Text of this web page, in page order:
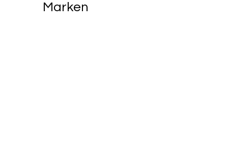
Marken